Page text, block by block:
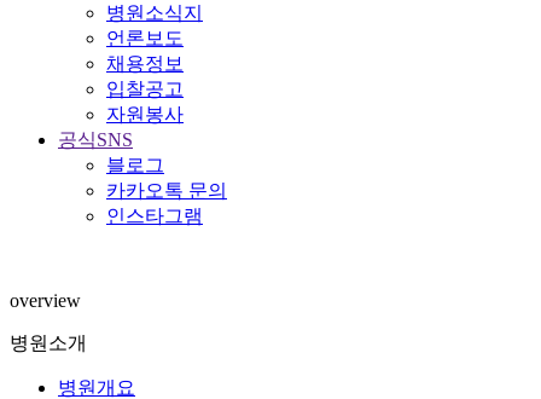
병원소식지
언론보도
채용정보
입찰공고
자원봉사
공식SNS
블로그
카카오톡 문의
인스타그램
overview
병원소개
병원개요